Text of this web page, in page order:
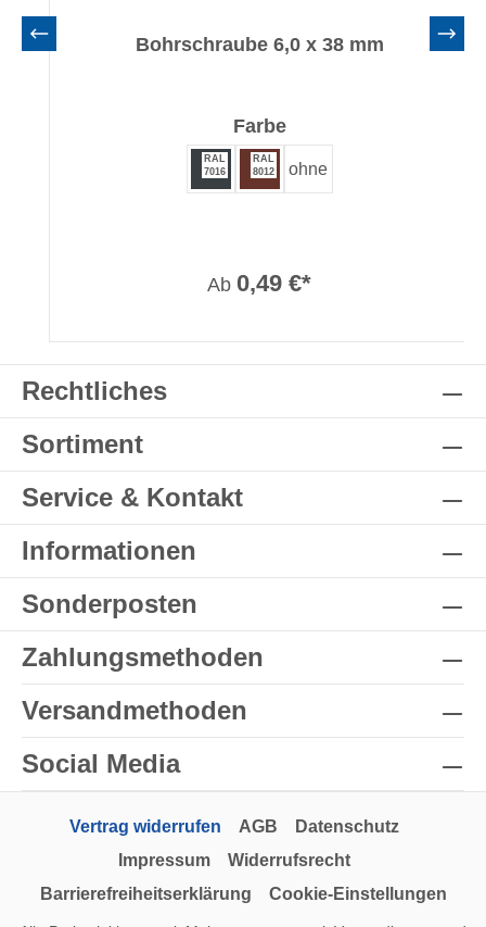
Bohrschraube 6,0 x 38 mm
Farbeauswählen
RAL
7016
RAL
8012
ohne
Ab 0,49 €*
Rechtliches
Sortiment
Service & Kontakt
Informationen
Sonderposten
Zahlungsmethoden
Versandmethoden
Social Media
Vertrag widerrufen AGB
Datenschutz
Impressum
Widerrufsrecht
Barrierefreiheitserklärung
Cookie-Einstellungen